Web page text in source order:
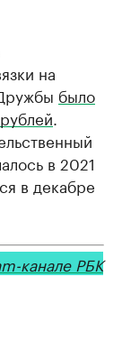
на
было
.
в 2021
в декабре
канале РБК